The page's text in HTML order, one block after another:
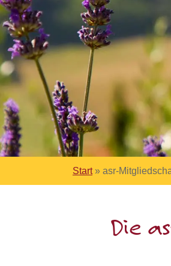
Start» asr-
Die